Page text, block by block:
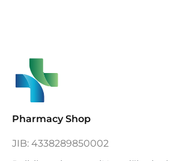
Pharmacy Shop
JIB: 4338289850002